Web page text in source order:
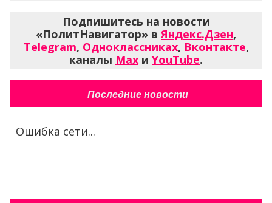
Подпишитесь на новости
«ПолитНавигатор» вЯндекс.Дзен,
Telegram, Одноклассниках, Вконтакте,
каналы Max и YouTube.
Последние новости
Ошибка сети...